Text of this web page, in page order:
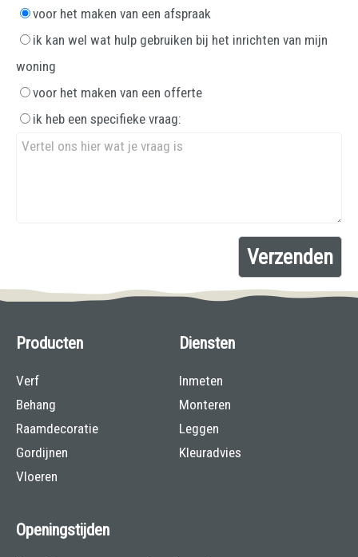
voor het maken van een afspraak
ik kan wel wat hulp gebruiken bij het inrichten van mijn
woning
voor het maken van een offerte
ik heb een specifieke vraag:
Producten
Verf
Behang
Raamdecoratie
Gordijnen
Vloeren
Diensten
Inmeten
Monteren
Leggen
Kleuradvies
Openingstijden